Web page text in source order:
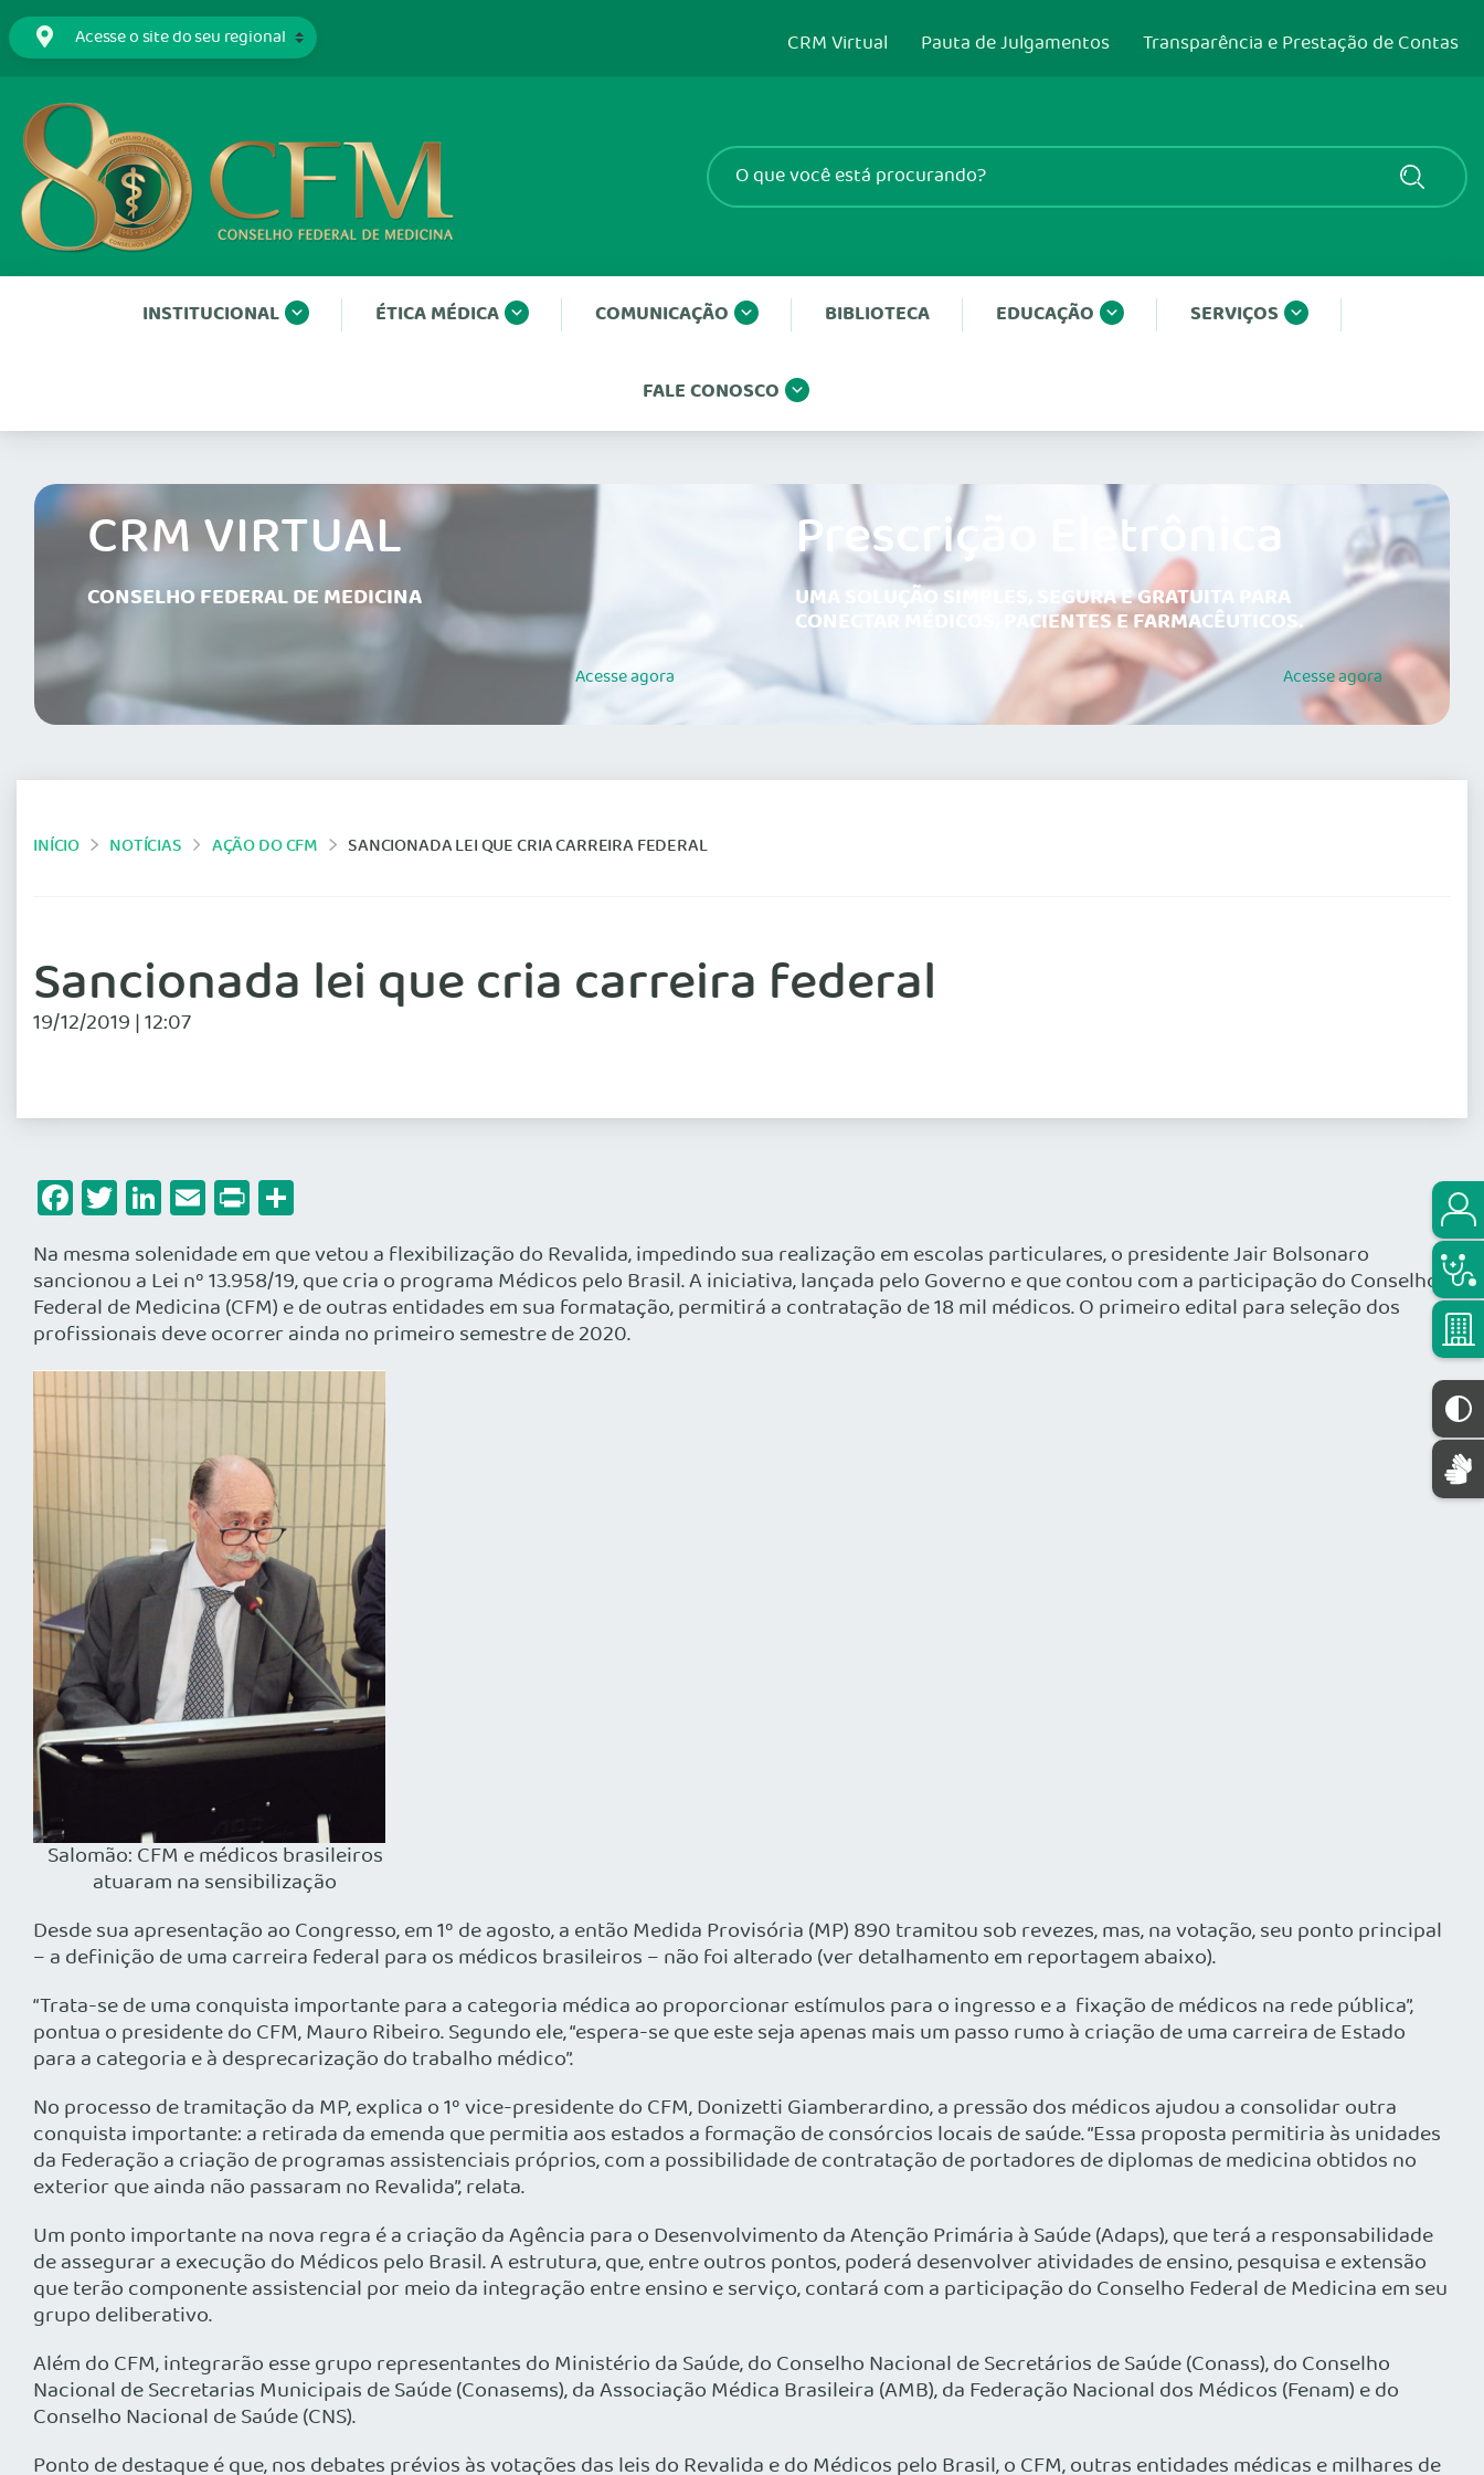
CRM Virtual Pauta de Julgamentos Transparência e Prestação de Contas
INSTITUCIONAL ÉTICA MÉDICA COMUNICAÇÃO BIBLIOTECA EDUCAÇÃO SERVIÇOS
FALE CONOSCO
CRM VIRTUAL
CONSELHO FEDERAL DE MEDICINA
Acesseagora
Prescrição Eletrônica
UMA SOLUÇÃO SIMPLES, SEGURA E GRATUITA PARA
CONECTAR MÉDICOS, PACIENTES E FARMACÊUTICOS.
Acesseagora
INÍCIO NOTÍCIAS AÇÃO DO CFM SANCIONADA LEI QUE CRIA CARREIRA FEDERAL
Sancionada lei que cria carreira federal
19/12/2019 | 12:07
Facebook
Twitter
LinkedIn
Email
Print
Na mesma solenidade em que vetou a flexibilização do Revalida, impedindo sua realização em escolas particulares, o presidente Jair Bolsonaro
sancionou a Lei nº 13.958/19, que cria o programa Médicos pelo Brasil. A iniciativa, lançada pelo Governo e que contou com a participação do Conselho
Federal de Medicina (CFM) e de outras entidades em sua formatação, permitirá a contratação de 18 mil médicos. O primeiro edital para seleção dos
profissionais deve ocorrer ainda no primeiro semestre de 2020.
Salomão: CFM e médicos brasileiros
atuaram na sensibilização
Desde sua apresentação ao Congresso, em 1º de agosto, a então Medida Provisória (MP) 890 tramitou sob revezes, mas, na votação, seu ponto principal
– a definição de uma carreira federal para os médicos brasileiros – não foi alterado (ver detalhamento em reportagem abaixo).
“Trata-se de uma conquista importante para a categoria médica ao proporcionar estímulos para o ingresso e a ­ fixação de médicos na rede pública”,
pontua o presidente do CFM, Mauro Ribeiro. Segundo ele, “espera-se que este seja apenas mais um passo rumo à criação de uma carreira de Estado
para a categoria e à desprecarização do trabalho médico”.
No processo de tramitação da MP, explica o 1º vice-presidente do CFM, Donizetti Giamberardino, a pressão dos médicos ajudou a consolidar outra
conquista importante: a retirada da emenda que permitia aos estados a formação de consórcios locais de saúde. “Essa proposta permitiria às unidades
da Federação a criação de programas assistenciais próprios, com a possibilidade de contratação de portadores de diplomas de medicina obtidos no
exterior que ainda não passaram no Revalida”, relata.
Um ponto importante na nova regra é a criação da Agência para o Desenvolvimento da Atenção Primária à Saúde (Adaps), que terá a responsabilidade
de assegurar a execução do Médicos pelo Brasil. A estrutura, que, entre outros pontos, poderá desenvolver atividades de ensino, pesquisa e extensão
que terão componente assistencial por meio da integração entre ensino e serviço, contará com a participação do Conselho Federal de Medicina em seu
grupo deliberativo.
Além do CFM, integrarão esse grupo representantes do Ministério da Saúde, do Conselho Nacional de Secretários de Saúde (Conass), do Conselho
Nacional de Secretarias Municipais de Saúde (Conasems), da Associação Médica Brasileira (AMB), da Federação Nacional dos Médicos (Fenam) e do
Conselho Nacional de Saúde (CNS).
Ponto de destaque é que, nos debates prévios às votações das leis do Revalida e do Médicos pelo Brasil, o CFM, outras entidades médicas e milhares de